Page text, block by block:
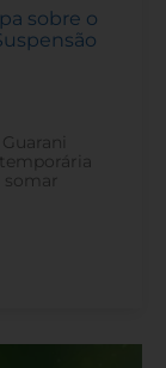
sobre o
somar